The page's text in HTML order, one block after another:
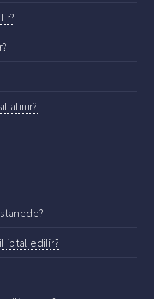
alınır?
iptal edilir?